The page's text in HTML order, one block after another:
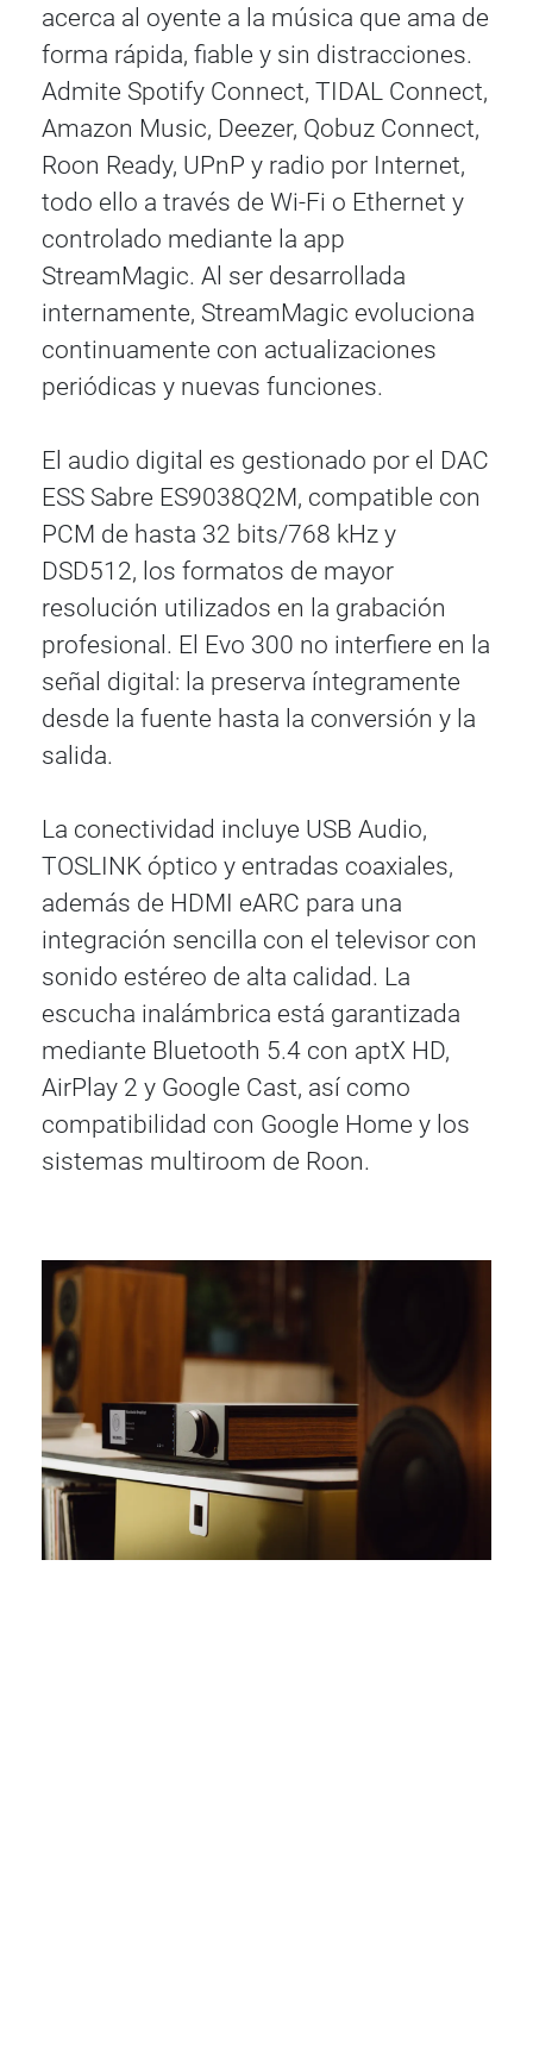
acerca al oyente a la música que ama de
forma rápida, fiable y sin distracciones.
Admite Spotify Connect, TIDAL Connect,
Amazon Music, Deezer, Qobuz Connect,
Roon Ready, UPnP y radio por Internet,
todo ello a través de Wi-Fi o Ethernet y
controlado mediante la app
StreamMagic. Al ser desarrollada
internamente, StreamMagic evoluciona
continuamente con actualizaciones
periódicas y nuevas funciones.
El audio digital es gestionado por el DAC
ESS Sabre ES9038Q2M, compatible con
PCM de hasta 32 bits/768 kHz y
DSD512, los formatos de mayor
resolución utilizados en la grabación
profesional. El Evo 300 no interfiere en la
señal digital: la preserva íntegramente
desde la fuente hasta la conversión y la
salida.
La conectividad incluye USB Audio,
TOSLINK óptico y entradas coaxiales,
además de HDMI eARC para una
integración sencilla con el televisor con
sonido estéreo de alta calidad. La
escucha inalámbrica está garantizada
mediante Bluetooth 5.4 con aptX HD,
AirPlay 2 y Google Cast, así como
compatibilidad con Google Home y los
sistemas multiroom de Roon.